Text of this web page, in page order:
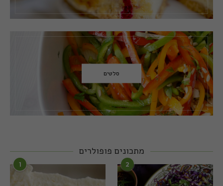
סלטים
מתכונים פופולרים
1 2